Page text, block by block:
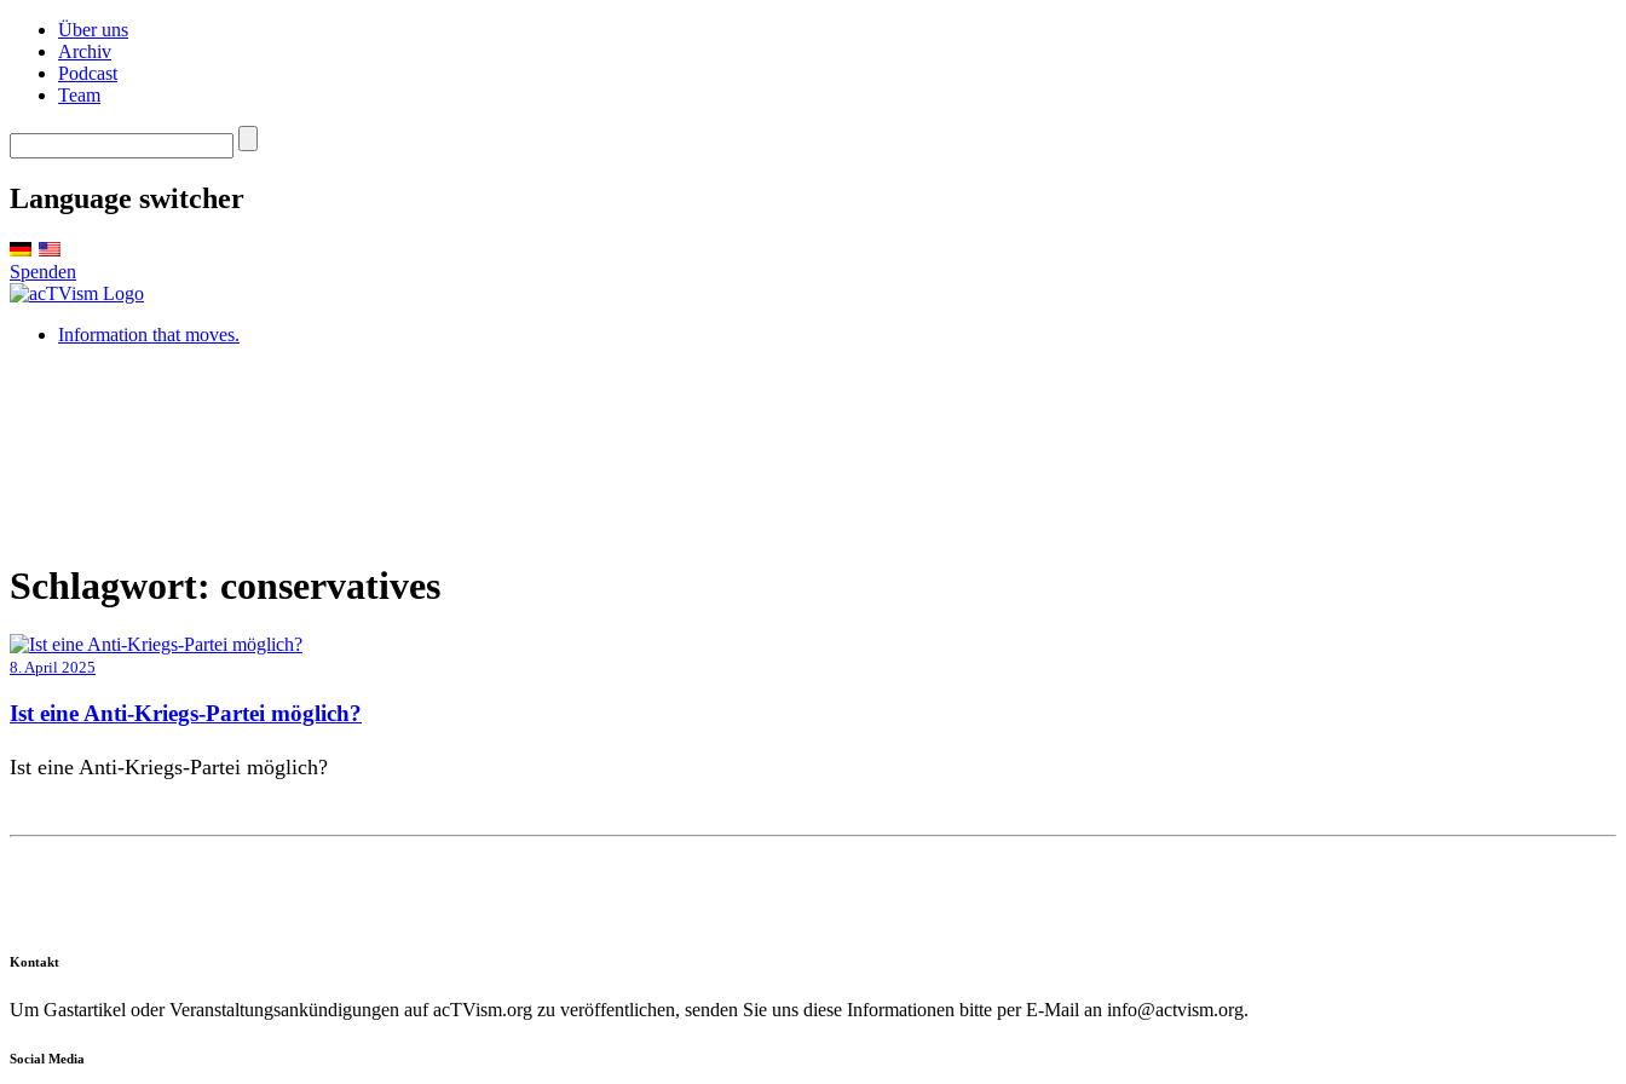
Über uns
Archiv
Podcast
Team
Language switcher
Spenden
Information that moves.
Schlagwort: conservatives
8. April 2025
Ist eine Anti-Kriegs-Partei möglich?
Ist eine Anti-Kriegs-Partei möglich?
Kontakt
Um Gastartikel oder Veranstaltungsankündigungen auf acTVism.org zu veröffentlichen, senden Sie uns diese Informationen bitte per E-Mail an info@actvism.org.
Social Media